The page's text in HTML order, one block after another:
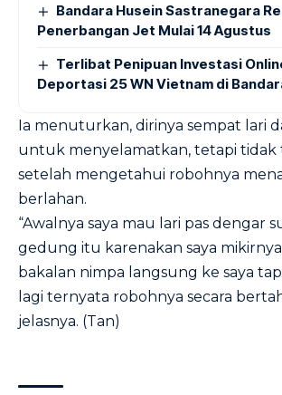
Bandara Husein Sastranegara
Penerbangan Jet Mulai 14 Agustus
Terlibat Penipuan Investasi
Deportasi 25 WN Vietnam di
Ia menuturkan, dirinya sempat lari
untuk menyelamatkan, tetapi tidak
setelah mengetahui robohnya
berlahan.
“Awalnya saya mau lari pas dengar
gedung itu karenakan saya
bakalan nimpa langsung ke saya
lagi ternyata robohnya secara
jelasnya. (Tan)